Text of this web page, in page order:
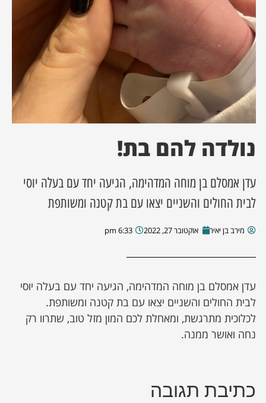
מסע מלחמה
השבוע
מקומית
עסקים
נולדה להם בת!
עדן אמסלם בן מוחה המדהימה, הגיעה יחד עם בעלה יוסי
לבית החולים והשניים יצאו עם בת קטנה ומשותפת
מירב בן יאיר אוקטובר 27, 2022 6:33 pm
עדן אמסלם בן מוחה המדהימה, הגיעה יחד עם בעלה יוסי
לבית החולים והשניים יצאו עם בת קטנה ומשותפת.
לכלוכית מתרגשת, ומאחלת לכם המון מזל טוב, שתרוו רק
נחה ואושר ממנה.
כתיבת תגובה